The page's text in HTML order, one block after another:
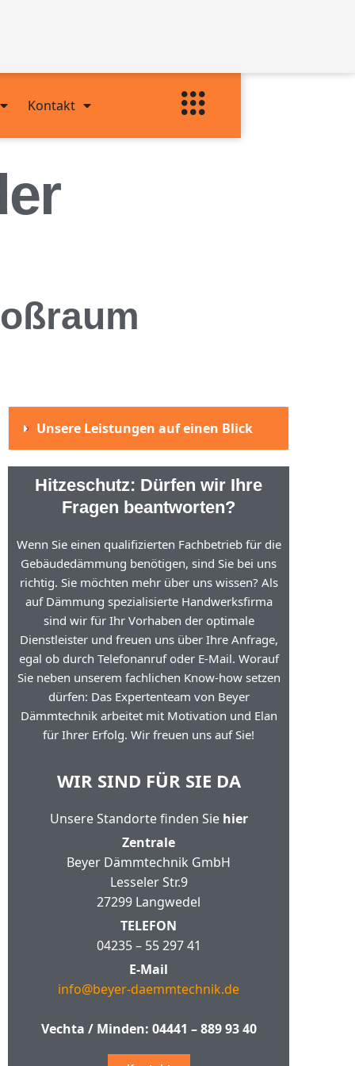
Kontakt
Unsere Leistungen auf einen Blick
Hitzeschutz: Dürfen wir Ihre
Fragen beantworten?
Wenn Sie einen qualifizierten Fachbetrieb für die
Gebäudedämmung benötigen, sind Sie bei uns
richtig. Sie möchten mehr über uns wissen? Als
auf Dämmung spezialisierte Handwerksfirma
sind wir für Ihr Vorhaben der optimale
Dienstleister und freuen uns über Ihre Anfrage,
egal ob durch Telefonanruf oder E-Mail. Worauf
Sie neben unserem fachlichen Know-how setzen
dürfen: Das Expertenteam von Beyer
Dämmtechnik arbeitet mit Motivation und Elan
für Ihrer Erfolg. Wir freuen uns auf Sie!
WIR SIND FÜR SIE DA
Unsere Standorte finden Sie hier
Zentrale
Beyer Dämmtechnik GmbH
Lesseler Str.9
27299 Langwedel
TELEFON
04235 – 55 297 41
E-Mail
info@beyer-daemmtechnik.de
Vechta / Minden: 04441 – 889 93 40